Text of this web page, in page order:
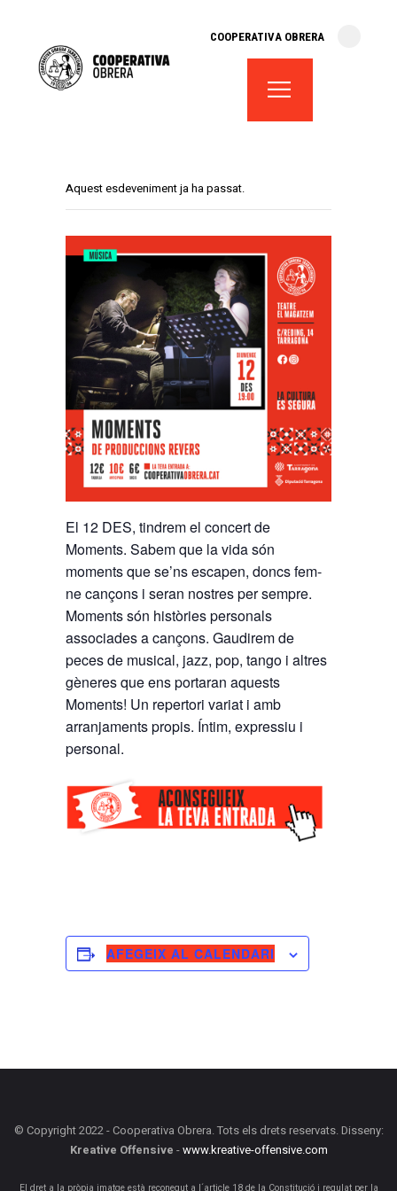
COOPERATIVA OBRERA
fes-te soci
lloguer d’espais
Aquest esdeveniment ja ha passat.
El 12 DES, tindrem el concert de
Moments. Sabem que la vida són
moments que se’ns escapen, doncs fem-
ne cançons i seran nostres per sempre.
Moments són històries personals
associades a cançons. Gaudirem de
peces de musical, jazz, pop, tango i altres
gèneres que ens portaran aquests
Moments! Un repertori variat i amb
arranjaments propis. Íntim, expressiu i
personal.
AFEGEIX AL CALENDARI
© Copyright 2022 - Cooperativa Obrera. Tots els drets reservats. Disseny:
Kreative Offensive -www.kreative-offensive.com
El dret a la pròpia imatge està reconegut a l´article 18 de la Constitució i regulat per la